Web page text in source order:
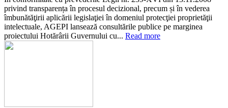
privind transparența în procesul decizional, precum și în vederea
îmbunătăţirii aplicării legislaţiei în domeniul protecţiei proprietăţii
intelectuale, AGEPI lansează consultările publice pe marginea
proiectului Hotărârii Guvernului cu... Read more